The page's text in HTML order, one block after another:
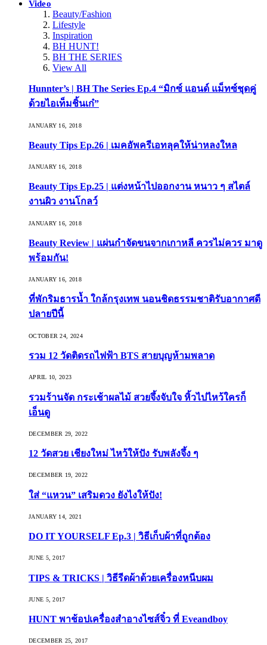
Video
Beauty/Fashion
Lifestyle
Inspiration
BH HUNT!
BH THE SERIES
View All
Hunnter’s | BH The Series Ep.4 “มิกซ์ แอนด์ แม็ทซ์ชุดคู่
ด้วยไอเท็มชิ้นเก๋”
JANUARY 16, 2018
Beauty Tips Ep.26 | เมคอัพครีเอทลุคให้น่าหลงใหล
JANUARY 16, 2018
Beauty Tips Ep.25 | แต่งหน้าไปออกงาน หนาว ๆ สไตล์
งานผิว งานโกลว์
JANUARY 16, 2018
Beauty Review | แผ่นกำจัดขนจากเกาหลี ควรไม่ควร มาดู
พร้อมกัน!
JANUARY 16, 2018
ที่พักริมธารน้ำ ใกล้กรุงเทพ นอนชิดธรรมชาติรับอากาศดี
ปลายปีนี้
OCTOBER 24, 2024
รวม 12 วัดติดรถไฟฟ้า BTS สายบุญห้ามพลาด
APRIL 10, 2023
รวมร้านจัด กระเช้าผลไม้ สวยจึ้งจับใจ หิ้วไปไหว้ใครก็
เอ็นดู
DECEMBER 29, 2022
12 วัดสวย เชียงใหม่ ไหว้ให้ปัง รับพลังจึ้ง ๆ
DECEMBER 19, 2022
ใส่ “แหวน” เสริมดวง ยังไงให้ปัง!
JANUARY 14, 2021
DO IT YOURSELF Ep.3 | วิธีเก็บผ้าที่ถูกต้อง
JUNE 5, 2017
TIPS & TRICKS | วิธีรีดผ้าด้วยเครื่องหนีบผม
JUNE 5, 2017
HUNT พาช้อปเครื่องสำอางไซส์จิ๋ว ที่ Eveandboy
DECEMBER 25, 2017